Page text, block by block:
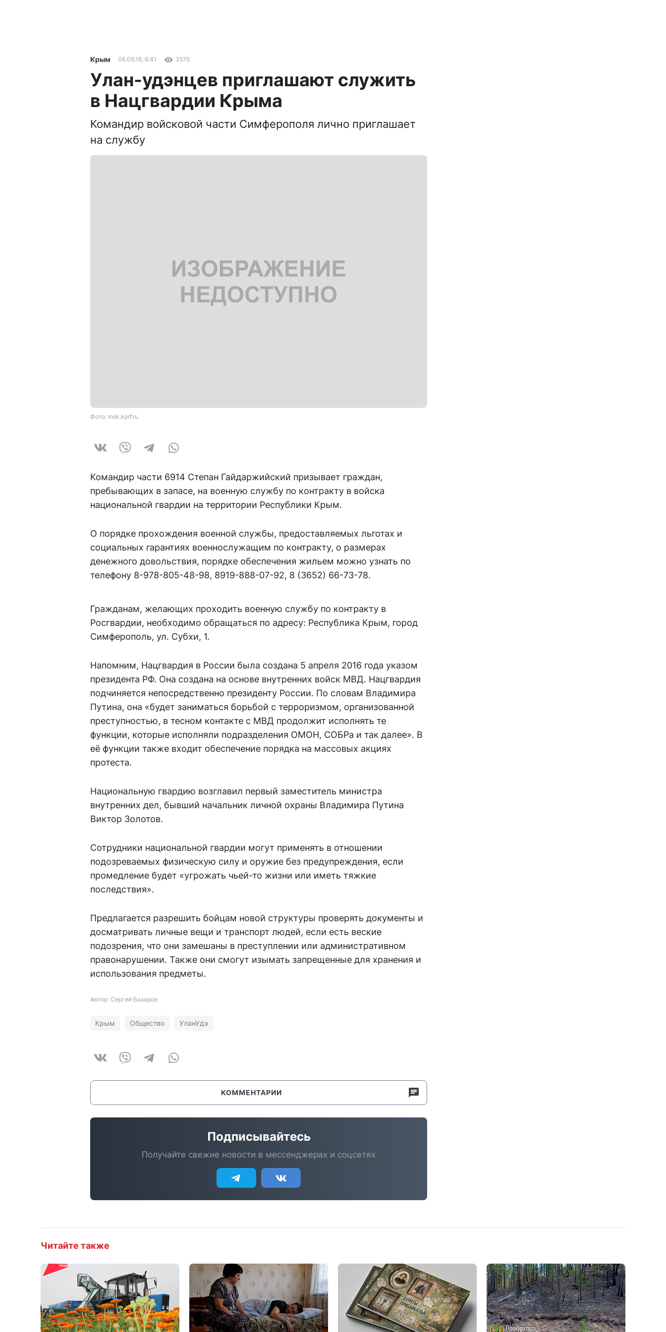
Крым 06.09.16, 6:41 3570
Улан-удэнцев приглашают служить
в Нацгвардии Крыма
Командир войсковой части Симферополя лично приглашает
на службу
Фото: msk.kprf.ru
Командир части 6914 Степан Гайдаржийский призывает граждан,
пребывающих в запасе, на военную службу по контракту в войска
национальной гвардии на территории Республики Крым.
О порядке прохождения военной службы, предоставляемых льготах и
социальных гарантиях военнослужащим по контракту, о размерах
денежного довольствия, порядке обеспечения жильем можно узнать по
телефону 8-978-805-48-98, 8919-888-07-92, 8 (3652) 66-73-78.
Гражданам, желающих проходить военную службу по контракту в
Росгвардии, необходимо обращаться по адресу: Республика Крым, город
Симферополь, ул. Субхи, 1.
Напомним, Нацгвардия в России была создана 5 апреля 2016 года указом
президента РФ. Она создана на основе внутренних войск МВД. Нацгвардия
подчиняется непосредственно президенту России. По словам Владимира
Путина, она «будет заниматься борьбой с терроризмом, организованной
преступностью, в тесном контакте с МВД продолжит исполнять те
функции, которые исполняли подразделения ОМОН, СОБРа и так далее». В
её функции также входит обеспечение порядка на массовых акциях
протеста.
Национальную гвардию возглавил первый заместитель министра
внутренних дел, бывший начальник личной охраны Владимира Путина
Виктор Золотов.
Сотрудники национальной гвардии могут применять в отношении
подозреваемых физическую силу и оружие без предупреждения, если
промедление будет «угрожать чьей-то жизни или иметь тяжкие
последствия».
Предлагается разрешить бойцам новой структуры проверять документы и
досматривать личные вещи и транспорт людей, если есть веские
подозрения, что они замешаны в преступлении или административном
правонарушении. Также они смогут изымать запрещенные для хранения и
использования предметы.
Автор: Сергей Базаров
Крым Общество УланУдэ
КОММЕНТАРИИ
Подписывайтесь
Получайте свежие новости в мессенджерах и соцсетях
Читайте также